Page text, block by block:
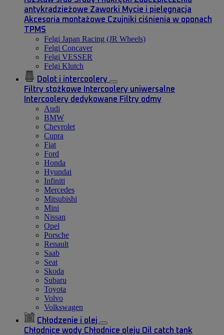
antykradzieżowe Zaworki Mycie i pielęgnacja
Akcesoria montażowe Czujniki ciśnienia w oponach
TPMS
Felgi Japan Racing (JR Wheels)
Felgi Concaver
Felgi VESSER
Felgi Klutch
Dolot i intercoolery
Filtry stożkowe
Intercoolery uniwersalne
Intercoolery dedykowane Filtry odmy
Audi
BMW
Chevrolet
Cupra
Fiat
Ford
Honda
Hyundai
Infiniti
Mercedes
Mitsubishi
Mini
Nissan
Opel
Porsche
Renault
Saab
Seat
Skoda
Subaru
Toyota
Volvo
Volkswagen
Chłodzenie i olej
Chłodnice wody Chłodnice oleju Oil catch tank